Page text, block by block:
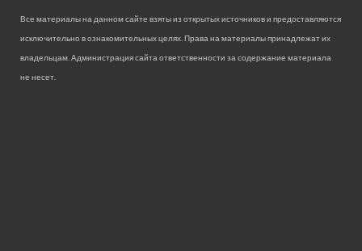
Все материалы на данном сайте взяты из открытых источников и предоставляются
исключительно в ознакомительных целях. Права на материалы принадлежат их
владельцам. Администрация сайта ответственности за содержание материала
не несет.